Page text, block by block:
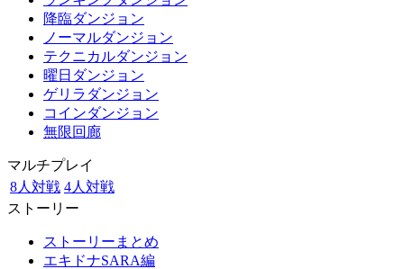
降臨ダンジョン
ノーマルダンジョン
テクニカルダンジョン
曜日ダンジョン
ゲリラダンジョン
コインダンジョン
無限回廊
マルチプレイ
8人対戦 4人対戦
ストーリー
ストーリーまとめ
エキドナSARA編